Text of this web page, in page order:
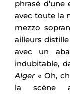
phrasé
avec toute la
mezzo
ailleurs
avec un
indubitable,
Alger « Oh,
la scène